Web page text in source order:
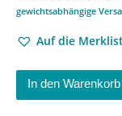
gewichtsabhängige
Auf die
In den Warenkorb